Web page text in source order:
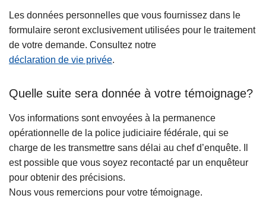
Les données personnelles que vous fournissez dans le
formulaire seront exclusivement utilisées pour le traitement
de votre demande. Consultez notre
déclaration de vie privée.
Quelle suite sera donnée à votre témoignage?
Vos informations sont envoyées à la permanence
opérationnelle de la police judiciaire fédérale, qui se
charge de les transmettre sans délai au chef d’enquête. Il
est possible que vous soyez recontacté par un enquêteur
pour obtenir des précisions.
Nous vous remercions pour votre témoignage.